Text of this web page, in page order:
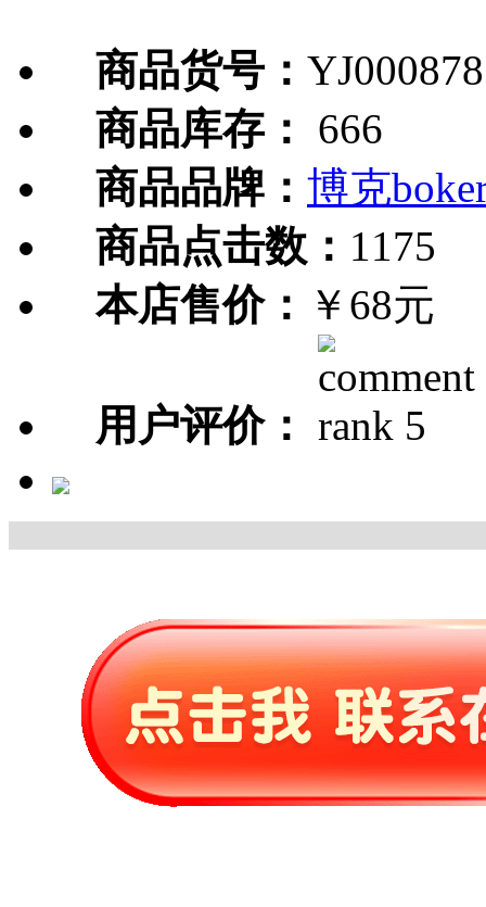
商品货号： YJ000878
商品库存：
666
商品品牌： 博克
商品点击数： 1175
本店售价： ￥68元
用户评价：